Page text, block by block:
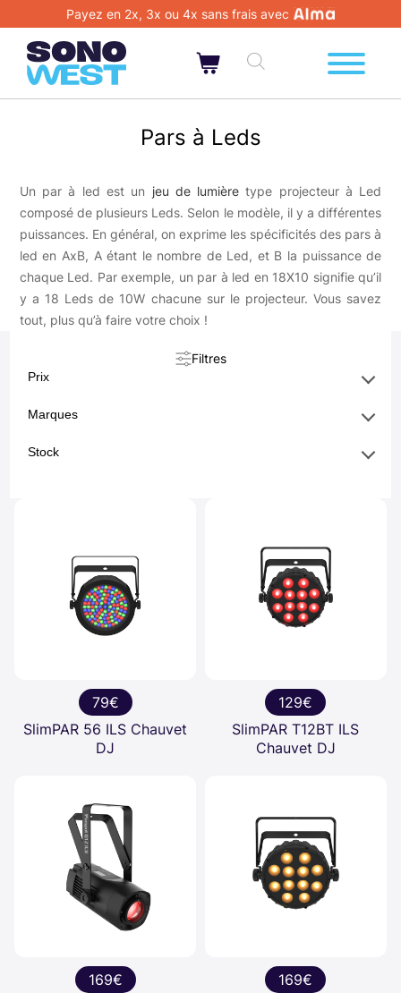
Payez en 2x, 3x ou 4x sans frais avec
Pars à Leds
Un par à led est un jeu de lumière type projecteur à Led
composé de plusieurs Leds. Selon le modèle, il y a différentes
puissances. En général, on exprime les spécificités des pars à
led en AxB, A étant le nombre de Led, et B la puissance de
chaque Led. Par exemple, un par à led en 18X10 signifie qu’il
y a 18 Leds de 10W chacune sur le projecteur. Vous savez
tout, plus qu’à faire votre choix !
Filtres
Prix
Marques
Stock
79€
SlimPAR 56 ILS Chauvet
DJ
129€
SlimPAR T12BT ILS
Chauvet DJ
169€
169€